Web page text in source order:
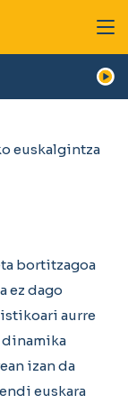
euskalgintza
bortitzagoa
ez dago
aurre
izan da
euskara